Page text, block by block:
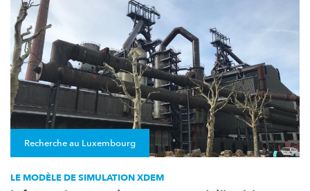
Recherche au Luxembourg
LE MODÈLE DE SIMULATION XDEM